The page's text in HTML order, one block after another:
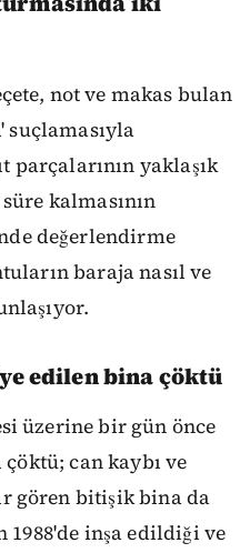
not ve makas bulan
parçalarının yaklaşık
kalmasının
değerlendirme
baraja nasıl ve
edilen bina çöktü
üzerine bir gün önce
can kaybı ve
gören bitişik bina da
1988'de inşa edildiği ve